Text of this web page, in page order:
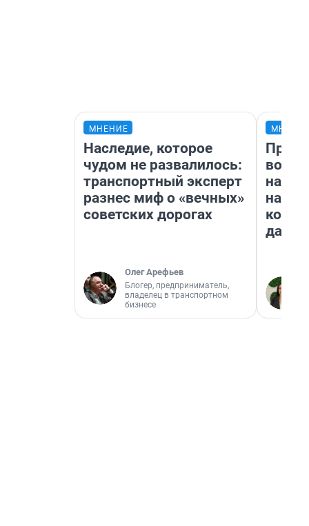
МНЕНИЕ
Наследие, которое
чудом не развалилось:
транспортный эксперт
разнес миф о «вечных»
советских дорогах
Олег Арефьев
Блогер, предприниматель,
владелец в транспортном
бизнесе
нам
даже